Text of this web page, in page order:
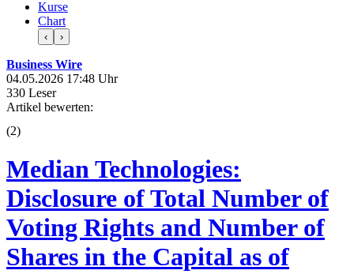
Kurse
Chart
‹ ›
Business Wire
04.05.2026 17:48 Uhr
330 Leser
Artikel bewerten:
(2)
Median Technologies:
Disclosure of Total Number of
Voting Rights and Number of
Shares in the Capital as of